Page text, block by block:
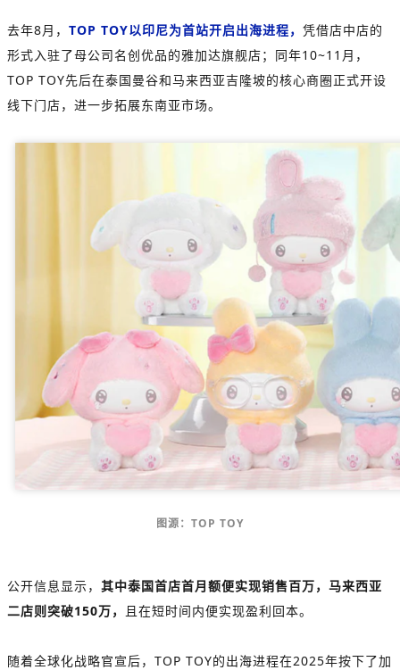
去年8月， TOP TOY以印尼为首站开启出海进程， 凭借店中店的
形式入驻了母公司名创优品的雅加达旗舰店；同年10~11月，
TOP TOY先后在泰国曼谷和马来西亚吉隆坡的核心商圈正式开设
线下门店，进一步拓展东南亚市场。
图源：TOP TOY
公开信息显示， 其中泰国首店首月额便实现销售百万，马来西亚
二店则突破150万，
且在短时间内便实现盈利回本。
随着全球化战略官宣后， TOP TOY的出海进程在2025年按下了加